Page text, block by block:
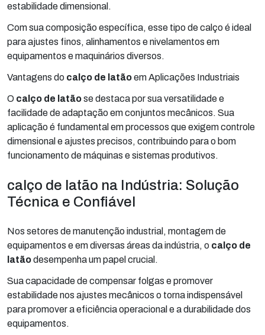
estabilidade dimensional.
Com sua composição específica, esse tipo de calço é ideal
para ajustes finos, alinhamentos e nivelamentos em
equipamentos e maquinários diversos.
Vantagens do calço de latãoem Aplicações Industriais
O calço de latãose destaca por sua versatilidade e
facilidade de adaptação em conjuntos mecânicos. Sua
aplicação é fundamental em processos que exigem controle
dimensional e ajustes precisos, contribuindo para o bom
funcionamento de máquinas e sistemas produtivos.
calço de latão na Indústria: Solução
Técnica e Confiável
Nos setores de manutenção industrial, montagem de
equipamentos e em diversas áreas da indústria, o calço de
latãodesempenha um papel crucial.
Sua capacidade de compensar folgas e promover
estabilidade nos ajustes mecânicos o torna indispensável
para promover a eficiência operacional e a durabilidade dos
equipamentos.